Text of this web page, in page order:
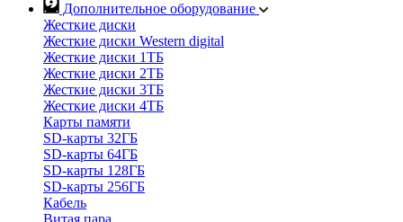
Дополнительное оборудование
Жесткие диски
Жесткие диски Western digital
Жесткие диски 1ТБ
Жесткие диски 2ТБ
Жесткие диски 3ТБ
Жесткие диски 4ТБ
Карты памяти
SD-карты 32ГБ
SD-карты 64ГБ
SD-карты 128ГБ
SD-карты 256ГБ
Кабель
Витая пара